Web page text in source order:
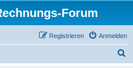
Forum
Anmelden
Registrieren